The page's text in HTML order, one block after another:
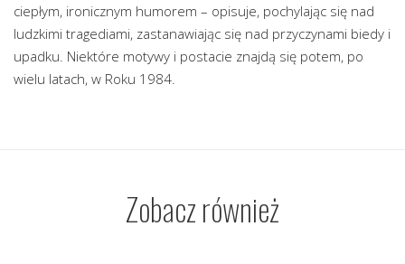
ciepłym, ironicznym humorem – opisuje, pochylając się nad
ludzkimi tragediami, zastanawiając się nad przyczynami biedy i
upadku. Niektóre motywy i postacie znajdą się potem, po
wielu latach, w Roku 1984.
Zobacz również